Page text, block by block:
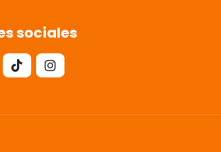
sociales